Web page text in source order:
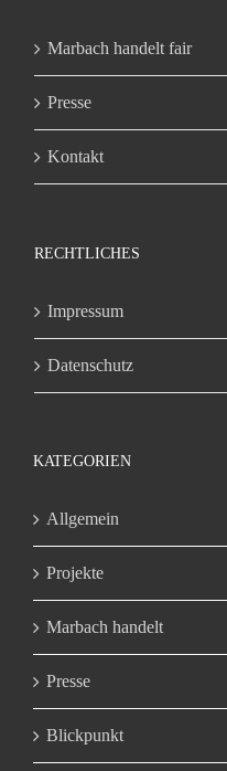
Marbach handelt fair
Presse
Kontakt
RECHTLICHES
Impressum
Datenschutz
KATEGORIEN
Allgemein
Projekte
Marbach handelt
Presse
Blickpunkt